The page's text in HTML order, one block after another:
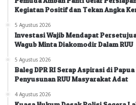
Kegiatan Positif dan Tekan Angka
5 Agustus 2026
Investasi Wajib Mendapat
Wagub Minta Diakomodir Dalam RUU
5 Agustus 2026
Baleg DPR RI Serap Aspirasi di
Penyusunan RUU Masyarakat Adat
4 Agustus 2026